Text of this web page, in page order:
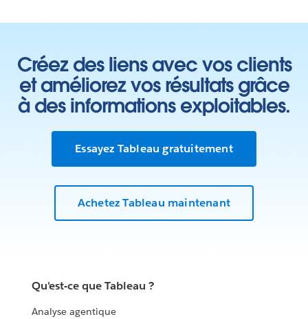
Créez des liens avec vos clients
et améliorez vos résultats grâce
à des informations exploitables.
Essayez Tableau gratuitement
Achetez Tableau maintenant
Qu'est-ce que Tableau ?
Analyse agentique